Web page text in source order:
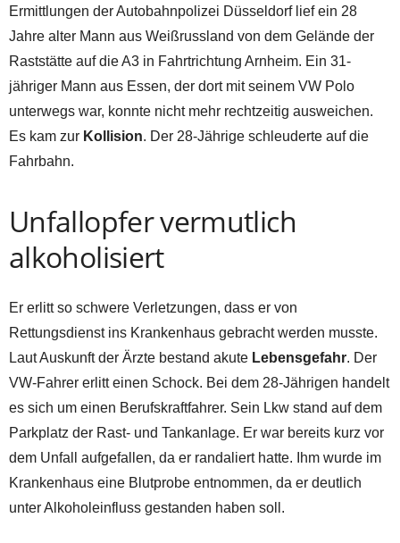
Ermittlungen der Autobahnpolizei Düsseldorf lief ein 28
Jahre alter Mann aus Weißrussland von dem Gelände der
Raststätte auf die A3 in Fahrtrichtung Arnheim. Ein 31-
jähriger Mann aus Essen, der dort mit seinem VW Polo
unterwegs war, konnte nicht mehr rechtzeitig ausweichen.
Es kam zur Kollision. Der 28-Jährige schleuderte auf die
Fahrbahn.
Unfallopfer vermutlich
alkoholisiert
Er erlitt so schwere Verletzungen, dass er von
Rettungsdienst ins Krankenhaus gebracht werden musste.
Laut Auskunft der Ärzte bestand akute Lebensgefahr. Der
VW-Fahrer erlitt einen Schock. Bei dem 28-Jährigen handelt
es sich um einen Berufskraftfahrer. Sein Lkw stand auf dem
Parkplatz der Rast- und Tankanlage. Er war bereits kurz vor
dem Unfall aufgefallen, da er randaliert hatte. Ihm wurde im
Krankenhaus eine Blutprobe entnommen, da er deutlich
unter Alkoholeinfluss gestanden haben soll.